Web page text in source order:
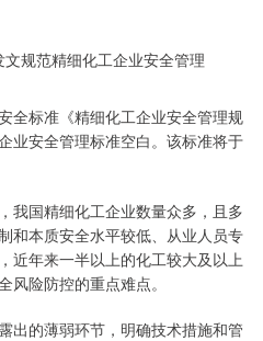
标准《精细化工企业安全管理规
业安全管理标准空白。该标准将于
国精细化工企业数量众多，且多
和本质安全水平较低、从业人员专
近年来一半以上的化工较大及以上
风险防控的重点难点。
的薄弱环节，明确技术措施和管